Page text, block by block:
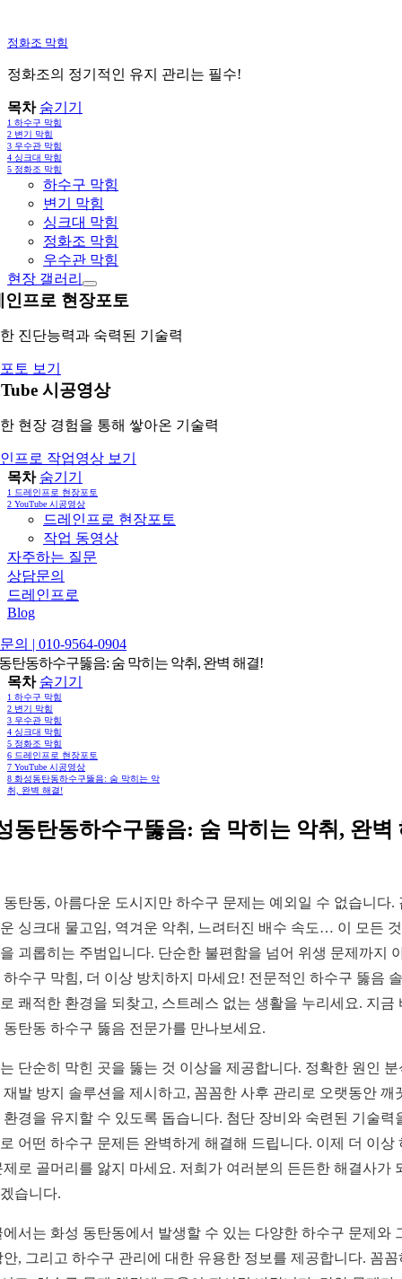
정화조 막힘
정화조의 정기적인 유지 관리는 필수!
목차 숨기기
1 하수구 막힘
2 변기 막힘
3 우수관 막힘
4 싱크대 막힘
5 정화조 막힘
하수구 막힘
변기 막힘
싱크대 막힘
정화조 막힘
우수관 막힘
현장 갤러리
인프로 현장포토
진단능력과 숙력된 기술력
토 보기
시공영상
현장 경험을 통해 쌓아온 기술력
프로 작업영상 보기
목차 숨기기
1 드레인프로 현장포토
2 YouTube 시공영상
드레인프로 현장포토
작업 동영상
자주하는 질문
상담문의
드레인프로
Blog
의 | 010-9564-0904
탄동하수구뚫음: 숨 막히는 악취, 완벽 해결!
목차 숨기기
1 하수구 막힘
2 변기 막힘
3 우수관 막힘
4 싱크대 막힘
5 정화조 막힘
6 드레인프로 현장포토
7 YouTube 시공영상
8 화성동탄동하수구뚫음: 숨 막히는 악
취, 완벽 해결!
동탄동하수구뚫음: 숨 막히는 악취, 완벽
동탄동, 아름다운 도시지만 하수구 문제는 예외일 수 없습니다.
싱크대 물고임, 역겨운 악취, 느려터진 배수 속도… 이 모든
괴롭히는 주범입니다. 단순한 불편함을 넘어 위생 문제까지
하수구 막힘, 더 이상 방치하지 마세요! 전문적인 하수구 뚫음
쾌적한 환경을 되찾고, 스트레스 없는 생활을 누리세요. 지금
동탄동 하수구 뚫음 전문가를 만나보세요.
단순히 막힌 곳을 뚫는 것 이상을 제공합니다. 정확한 원인 분
재발 방지 솔루션을 제시하고, 꼼꼼한 사후 관리로 오랫동안 깨
환경을 유지할 수 있도록 돕습니다. 첨단 장비와 숙련된 기술력
어떤 하수구 문제든 완벽하게 해결해 드립니다. 이제 더 이상
제로 골머리를 앓지 마세요. 저희가 여러분의 든든한 해결사가
습니다.
에서는 화성 동탄동에서 발생할 수 있는 다양한 하수구 문제와
안, 그리고 하수구 관리에 대한 유용한 정보를 제공합니다. 꼼꼼